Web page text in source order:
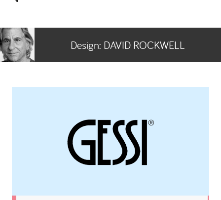
Design: DAVID ROCKWELL